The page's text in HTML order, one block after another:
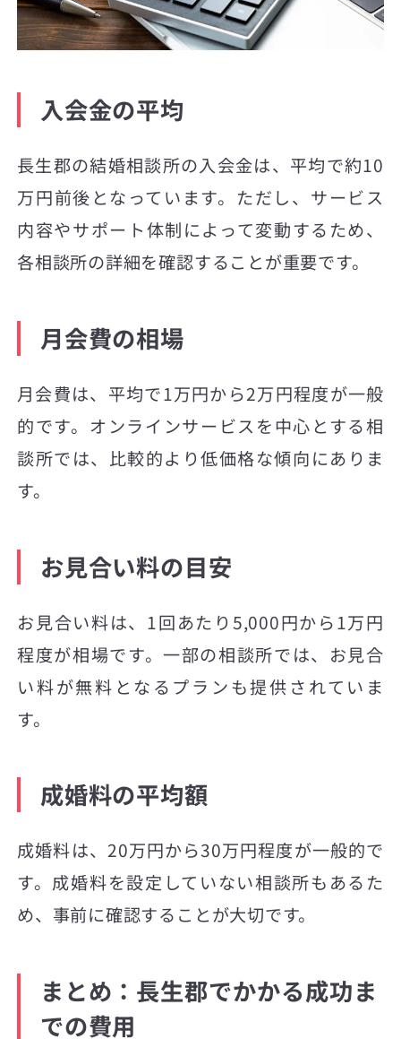
入会金の平均
長生郡の結婚相談所の入会金は、平均で約10
万円前後となっています。ただし、サービス
内容やサポート体制によって変動するため、
各相談所の詳細を確認することが重要です。
月会費の相場
月会費は、平均で1万円から2万円程度が一般
的です。オンラインサービスを中心とする相
談所では、比較的より低価格な傾向にありま
す。
お見合い料の目安
お見合い料は、1回あたり5,000円から1万円
程度が相場です。一部の相談所では、お見合
い料が無料となるプランも提供されていま
す。
成婚料の平均額
成婚料は、20万円から30万円程度が一般的で
す。成婚料を設定していない相談所もあるた
め、事前に確認することが大切です。
まとめ：長生郡でかかる成功ま
での費用